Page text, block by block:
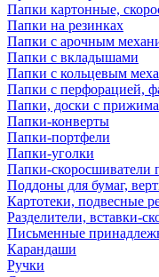
Папки картонные,
Папки на резинках
Папки с арочным
Папки с вкладышами
Папки с кольцевым
Папки с перфорацией,
Папки, доски с
Папки-конверты
Папки-портфели
Папки-уголки
Папки-скоросшиватели
Поддоны для бумаг,
Картотеки, подвесные
Разделители, вставки-
Письменные
Карандаши
Ручки